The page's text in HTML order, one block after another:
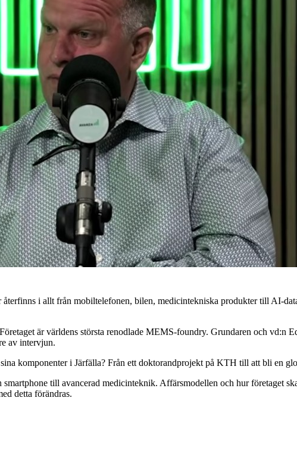
i allt från mobiltelefonen, bilen, medicintekniska produkter till AI-
är världens största renodlade MEMS-foundry. Grundaren och vd:n
av intervjun.
komponenter i Järfälla? Från ett doktorandprojekt på KTH till att bli en
till avancerad medicinteknik. Affärsmodellen och hur företaget
detta förändras.